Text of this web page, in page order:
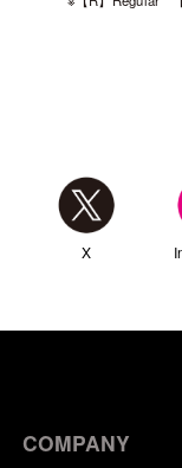
X
COMPANY